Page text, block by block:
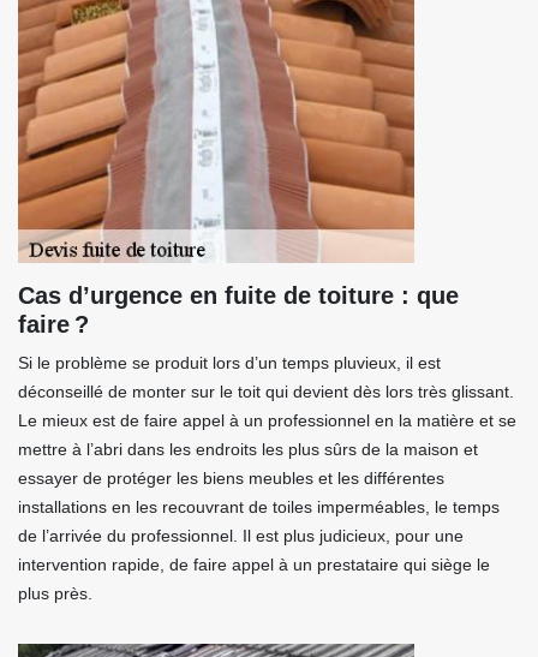
Cas d’urgence en fuite de toiture : que
faire ?
Si le problème se produit lors d’un temps pluvieux, il est
déconseillé de monter sur le toit qui devient dès lors très glissant.
Le mieux est de faire appel à un professionnel en la matière et se
mettre à l’abri dans les endroits les plus sûrs de la maison et
essayer de protéger les biens meubles et les différentes
installations en les recouvrant de toiles imperméables, le temps
de l’arrivée du professionnel. Il est plus judicieux, pour une
intervention rapide, de faire appel à un prestataire qui siège le
plus près.